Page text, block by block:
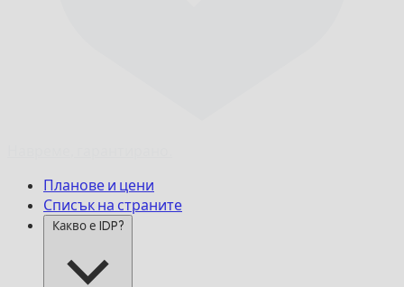
Планове и цени
Списък на страните
Какво е IDP?